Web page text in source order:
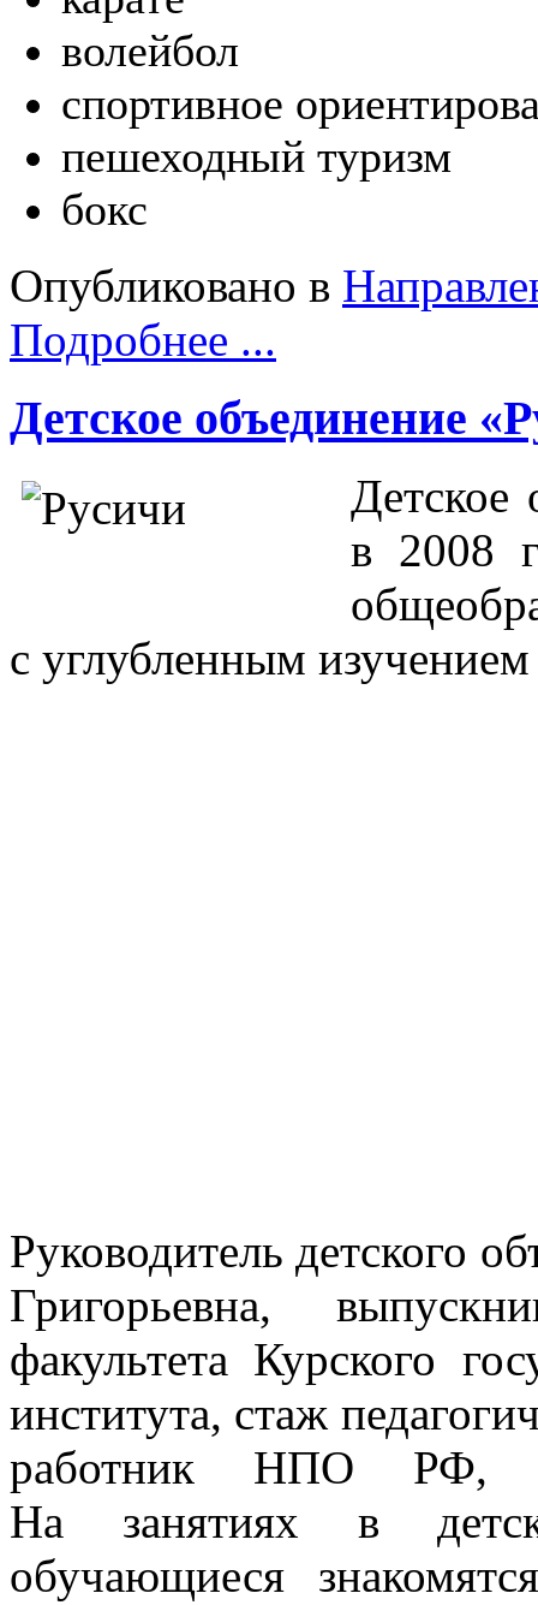
волейбол
спортивное
пешеходный туризм
бокс
Опубликовано в
Подробнее ...
Детское объединение
Детское
в 2008
с углубленным
Руководитель детского
Григорьевна,
факультета Курского
института, стаж
работник НПО РФ,
На занятиях
в
обучающиеся